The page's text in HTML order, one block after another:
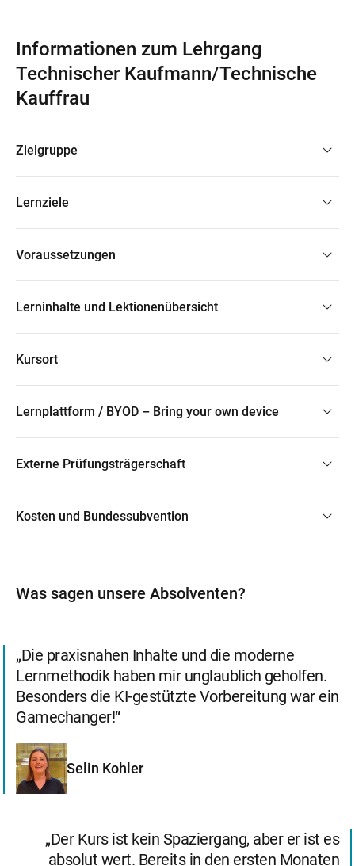
Informationen zum Lehrgang
Technischer Kaufmann/Technische
Kauffrau
Zielgruppe
Lernziele
Voraussetzungen
Lerninhalte und Lektionenübersicht
Kursort
Lernplattform / BYOD – Bring your own device
Externe Prüfungsträgerschaft
Kosten und Bundessubvention
Was sagen unsere Absolventen?
Die praxisnahen Inhalte und die moderne
Lernmethodik haben mir unglaublich geholfen.
Besonders die KI-gestützte Vorbereitung war ein
Gamechanger!
Selin Kohler
Der Kurs ist kein Spaziergang, aber er ist es
absolut wert. Bereits in den ersten Monaten